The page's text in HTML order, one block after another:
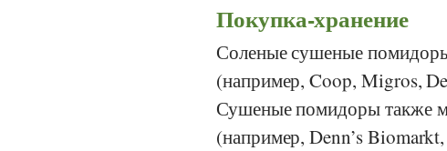
Покупка-хранение
Соленые сушеные
(например,Coop, Migros,
Сушеные помидоры также
(например,Denn’s Biomarkt